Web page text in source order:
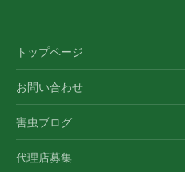
トップページ
お問い合わせ
害虫ブログ
代理店募集